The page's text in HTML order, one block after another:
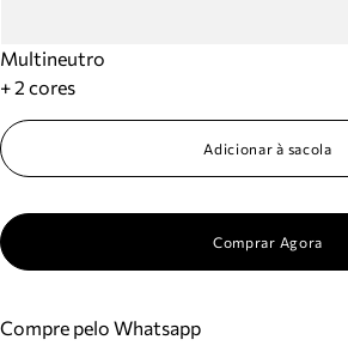
Multineutro
+ 2 cores
Adicionar à sacola
Comprar Agora
Compre pelo Whatsapp